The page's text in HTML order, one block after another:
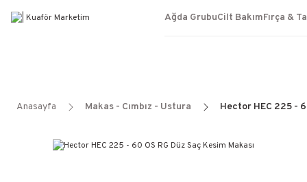
Ağda GrubuCilt BakımFırça &
Anasayfa Makas - Cımbız - Ustura Hector HEC 225 -